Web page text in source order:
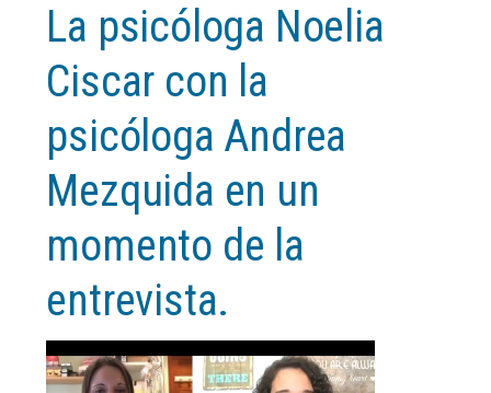
La psicóloga Noelia
Ciscar con la
psicóloga Andrea
Mezquida en un
momento de la
entrevista.